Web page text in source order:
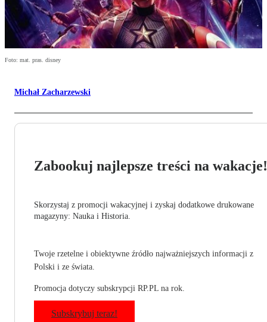
Foto: mat. pras. disney
Michał Zacharzewski
Zabookuj najlepsze treści na wakacje!
Skorzystaj z promocji wakacyjnej i zyskaj dodatkowe drukowane
magazyny: Nauka i Historia.
Twoje rzetelne i obiektywne źródło najważniejszych informacji z
Polski i ze świata.
Promocja dotyczy subskrypcji RP.PL na rok.
Subskrybuj teraz!